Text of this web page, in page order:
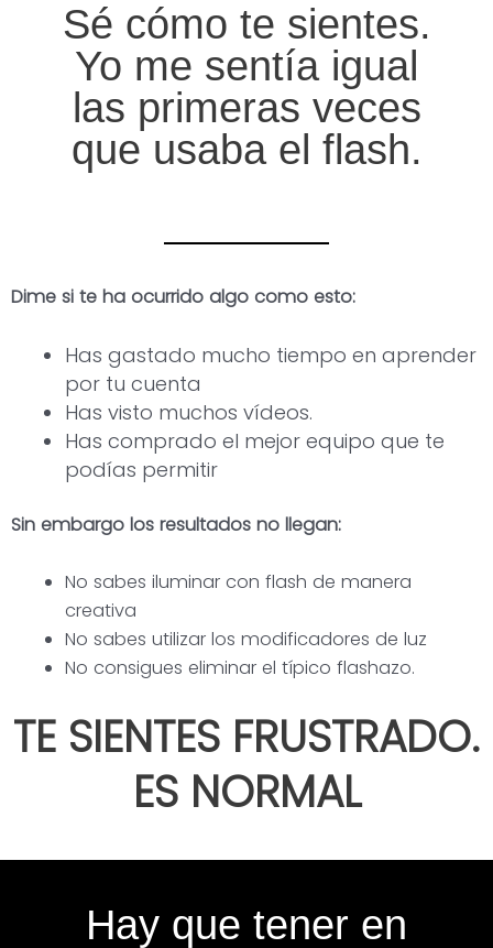
Sé cómo te sientes.
Yo me sentía igual
las primeras veces
que usaba el flash.
Dime si te ha ocurrido algo como esto:
Has gastado mucho tiempo en aprender
por tu cuenta
Has visto muchos vídeos.
Has comprado el mejor equipo que te
podías permitir
Sin embargo los resultados no llegan:
No sabes iluminar con flash de manera
creativa
No sabes utilizar los modificadores de luz
No consigues eliminar el típico flashazo.
TE SIENTES FRUSTRADO.
ES NORMAL
Hay que tener en